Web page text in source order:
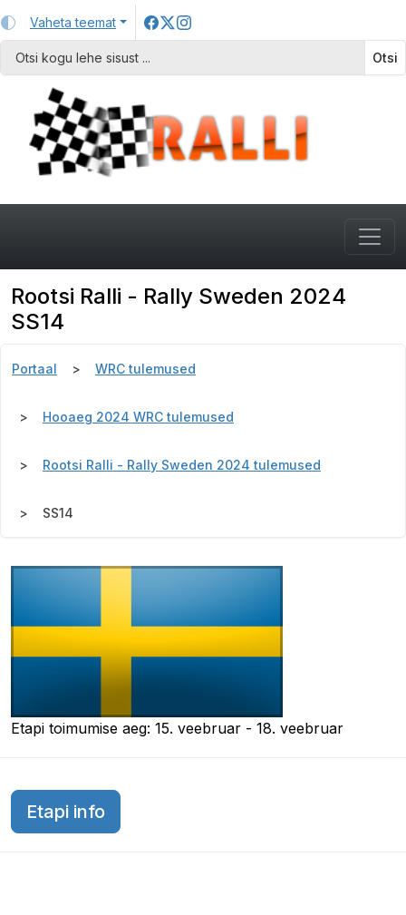
Vaheta teemat
Otsi
Rootsi Ralli - Rally Sweden 2024
SS14
Portaal WRC tulemused
Hooaeg 2024 WRC tulemused
Rootsi Ralli - Rally Sweden 2024 tulemused
SS14
Etapi toimumise aeg: 15. veebruar - 18. veebruar
Etapi info